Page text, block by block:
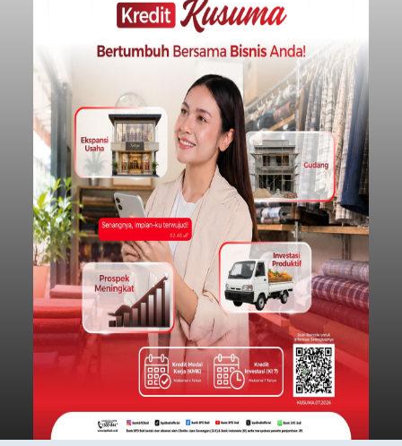
Ketua TP PKK Denpasar Ajak
Anak PAUD Panen Bawang
Merah di Subak Intaran Barat
balitribune.co.id I Denpasar - Ketua TP PKK
Kota Denpasar, Antari Jaya Negara, didampingi
Ketua Gabungan Organisasi Wanita (GOW) Kota
Denpasar, Ayu Kristi Arya Wibawa melaksanakan
panen bawang merah dan jagung manis
bersama anak-anak Pendidikan Anak Usia Dini
(PAUD) di Subak Intaran Barat, Rabu (5/8/2026).
Denpasar
Submitted by contributoron Wed, 08/05/2026 - 18:00
Baca Selengkapnya
Petugas Gabungan Dishub